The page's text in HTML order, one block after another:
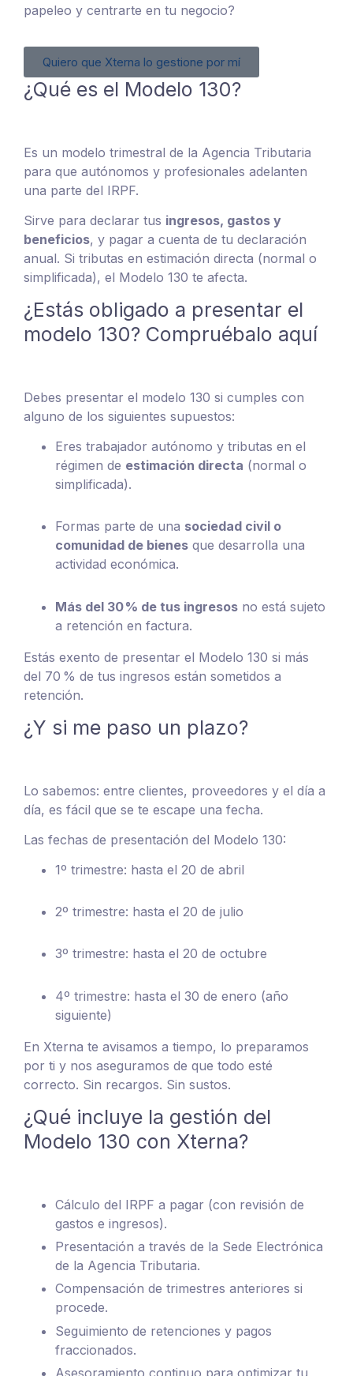
papeleo y centrarte en tu negocio?
Quiero que Xterna lo gestione por mí
¿Qué es el Modelo 130?
Es un modelo trimestral de la Agencia Tributaria
para que autónomos y profesionales adelanten
una parte del IRPF.
Sirve para declarar tus ingresos, gastos y
beneficios, y pagar a cuenta de tu declaración
anual. Si tributas en estimación directa (normal o
simplificada), el Modelo 130 te afecta.
¿Estás obligado a presentar el
modelo 130? Compruébalo aquí
Debes presentar el modelo 130 si cumples con
alguno de los siguientes supuestos:
Eres trabajador autónomo y tributas en el
régimen de estimación directa (normal o
simplificada).
Formas parte de una sociedad civil o
comunidad de bienes que desarrolla una
actividad económica.
Más del 30 % de tus ingresos no está sujeto
a retención en factura.
Estás exento de presentar el Modelo 130 si más
del 70 % de tus ingresos están sometidos a
retención.
¿Y si me paso un plazo?
Lo sabemos: entre clientes, proveedores y el día a
día, es fácil que se te escape una fecha.
Las fechas de presentación del Modelo 130:
1º trimestre: hasta el 20 de abril
2º trimestre: hasta el 20 de julio
3º trimestre: hasta el 20 de octubre
4º trimestre: hasta el 30 de enero (año
siguiente)
En Xterna te avisamos a tiempo, lo preparamos
por ti y nos aseguramos de que todo esté
correcto. Sin recargos. Sin sustos.
¿Qué incluye la gestión del
Modelo 130 con Xterna?
Cálculo del IRPF a pagar (con revisión de
gastos e ingresos).
Presentación a través de la Sede Electrónica
de la Agencia Tributaria.
Compensación de trimestres anteriores si
procede.
Seguimiento de retenciones y pagos
fraccionados.
Asesoramiento continuo para optimizar tu